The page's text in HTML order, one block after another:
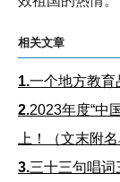
相关文章
1.一个地方教育
2.2023年度“中
上！（文末附名
3.三十三句唱词